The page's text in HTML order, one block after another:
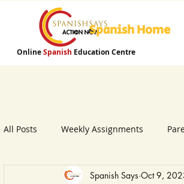
OnlineSpanish Education Centre
Spanish Home
All Posts Weekly Assignments
Spanish Says Oct 9,